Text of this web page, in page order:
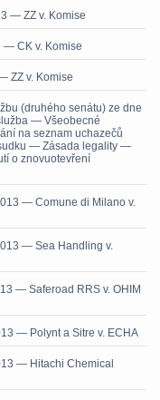
— ZZ v. Komise
— CK v. Komise
ZZ v. Komise
(druhého senátu) ze dne
— Všeobecné
na seznam uchazečů
— Zásada legality —
o znovuotevření
— Comune di Milano v.
— Sea Handling v.
— Saferoad RRS v. OHIM
— Polynt a Sitre v. ECHA
— Hitachi Chemical